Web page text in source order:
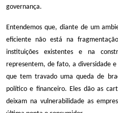
governança.
Entendemos que, diante de um
eficiente não está na
instituições existentes e na
representem, de fato, a diversidade
que tem travado uma queda de
político e financeiro. Eles dão as
deixam na vulnerabilidade as